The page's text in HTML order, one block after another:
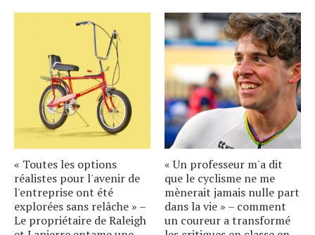
« Toutes les options
réalistes pour l'avenir de
l'entreprise ont été
explorées sans relâche » –
Le propriétaire de Raleigh
« Un professeur m'a dit
que le cyclisme ne me
mènerait jamais nulle part
dans la vie » – comment
un coureur a transformé